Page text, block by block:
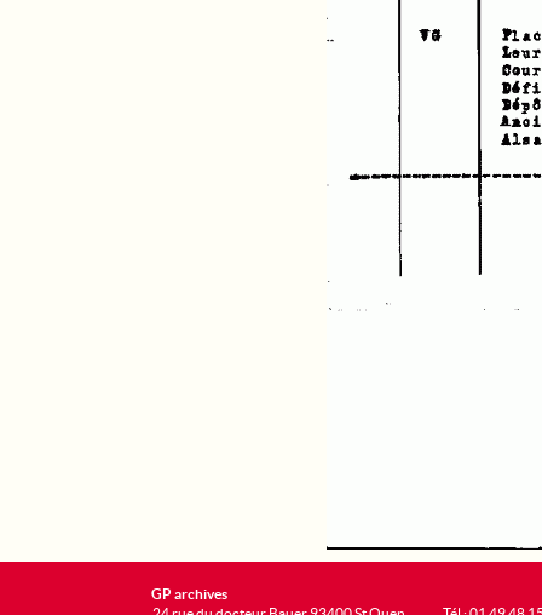
GP archives